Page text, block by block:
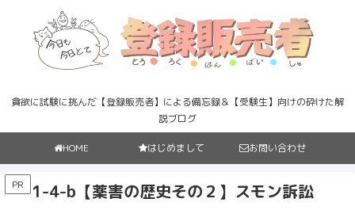
貪欲に試験に挑んだ【登録販売者】による備忘録＆【受験生】向けの砕けた解
説ブログ
HOME はじめまして お問い合わせ
PR 1-4-b【薬害の歴史その２】スモン訴訟